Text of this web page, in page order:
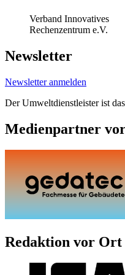
Verband Innovatives
Rechenzentrum e.V.
Newsletter
Newsletter anmelden
Der Umweltdienstleister ist
Medienpartner
Redaktion vor Ort